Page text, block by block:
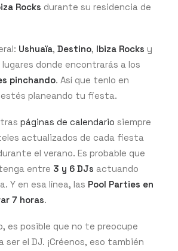
Rocks durante su residencia de
Ushuaïa, Destino, Ibiza Rocks y
lugares donde encontrarás a los
pinchando. Así que tenlo en
planeando tu fiesta.
páginas de calendario siempre
actualizados de cada fiesta
el verano. Es probable que
entre 3 y 6 DJs actuando
Y en esa línea, las Pool Parties en
7 horas.
es posible que no te preocupe
el DJ. ¡Créenos, eso también